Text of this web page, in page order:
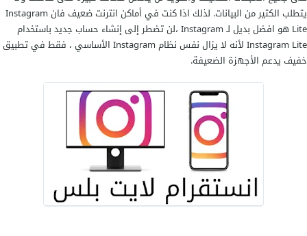
يتطلب الكثير من البيانات. لذلك اذا كنت في أماكن انترنت ضعيف فان Instagram
Lite هو افضل بديل لـ Instagram ،لن تضطر إلى إنشاء حساب جديد باستخدام
Instagram Lite لأنه لا يزال نفس نظام Instagram الأساسي ، فقط في تطبيق
خفيف يدعم الأجهزة الضعيفة.